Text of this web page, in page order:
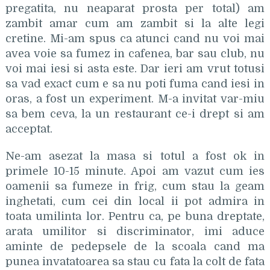
pregatita, nu neaparat prosta per total) am
zambit amar cum am zambit si la alte legi
cretine. Mi-am spus ca atunci cand nu voi mai
avea voie sa fumez in cafenea, bar sau club, nu
voi mai iesi si asta este. Dar ieri am vrut totusi
sa vad exact cum e sa nu poti fuma cand iesi in
oras, a fost un experiment. M-a invitat var-miu
sa bem ceva, la un restaurant ce-i drept si am
acceptat.
Ne-am asezat la masa si totul a fost ok in
primele 10-15 minute. Apoi am vazut cum ies
oamenii sa fumeze in frig, cum stau la geam
inghetati, cum cei din local ii pot admira in
toata umilinta lor. Pentru ca, pe buna dreptate,
arata umilitor si discriminator, imi aduce
aminte de pedepsele de la scoala cand ma
punea invatatoarea sa stau cu fata la colt de fata